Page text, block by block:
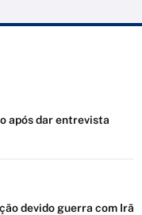
após dar entrevista
devido guerra com Irã